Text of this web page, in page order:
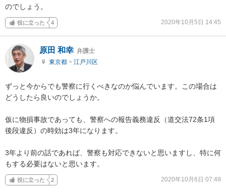
のでしょう。
役に立った 4 2020年10月5日 14:45
原田 和幸 弁護士
東京都 > 江戸川区
ずっと今からでも警察に行くべきなのか悩んでいます。この場合は
どうしたら良いのでしょうか。
仮に物損事故であっても、警察への報告義務違反（道交法72条1項
後段違反）の時効は3年になります。
3年より前の話であれば、警察も対応できないと思いますし、特に何
もする必要はないと思います。
役に立った 2 2020年10月6日 07:49